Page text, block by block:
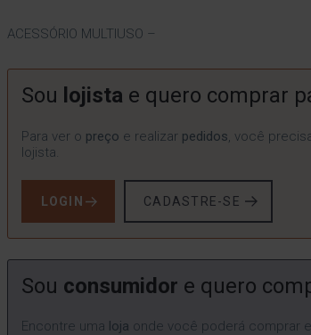
ACESSÓRIO MULTIUSO –
Sou lojista e quero comprar
Para ver o preço e realizar pedidos , você
lojista.
LOGIN CADASTRE-SE
Sou consumidor e quero
Encontre uma loja onde você poderá comprar